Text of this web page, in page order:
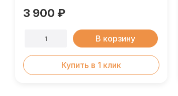
3 900 ₽
В корзину
Купить в 1 клик